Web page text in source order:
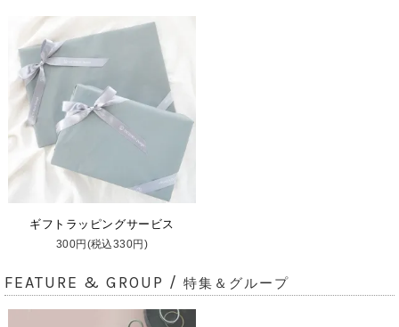
ギフトラッピングサービス
300円(税込330円)
FEATURE & GROUP / 特集＆グループ